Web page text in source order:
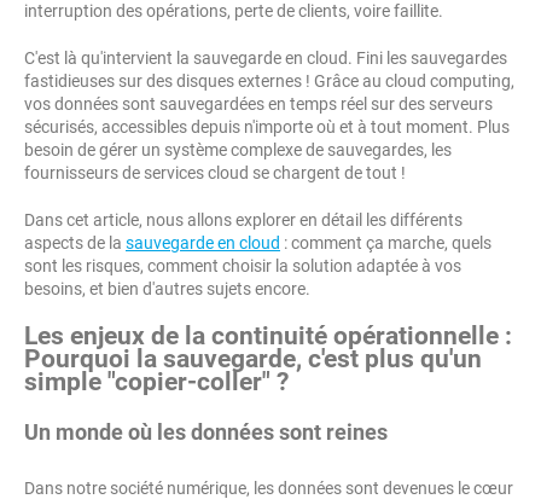
interruption des opérations, perte de clients, voire faillite.
C'est là qu'intervient la sauvegarde en cloud. Fini les sauvegardes
fastidieuses sur des disques externes ! Grâce au cloud computing,
vos données sont sauvegardées en temps réel sur des serveurs
sécurisés, accessibles depuis n'importe où et à tout moment. Plus
besoin de gérer un système complexe de sauvegardes, les
fournisseurs de services cloud se chargent de tout !
Dans cet article, nous allons explorer en détail les différents
aspects de la sauvegarde en cloud : comment ça marche, quels
sont les risques, comment choisir la solution adaptée à vos
besoins, et bien d'autres sujets encore.
Les enjeux de la continuité opérationnelle :
Pourquoi la sauvegarde, c'est plus qu'un
simple "copier-coller" ?
Un monde où les données sont reines
Dans notre société numérique, les données sont devenues le cœur